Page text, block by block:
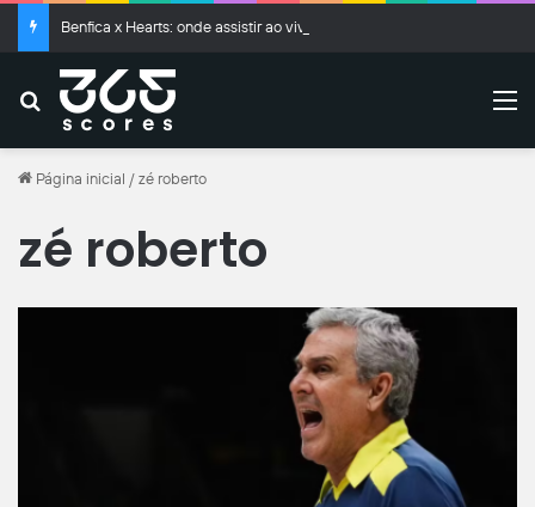
Buscar
Página inicial / zé roberto
zé roberto